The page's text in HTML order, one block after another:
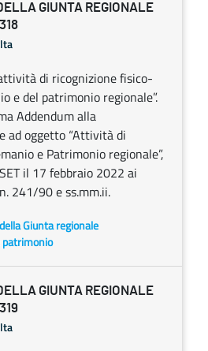
GIUNTA REGIONALE
di ricognizione fisico-
e del patrimonio regionale”.
Addendum alla
ad oggetto “Attività di
e Patrimonio regionale”,
il 17 febbraio 2022 ai
241/90 e ss.mm.ii.
Giunta regionale
patrimonio
GIUNTA REGIONALE